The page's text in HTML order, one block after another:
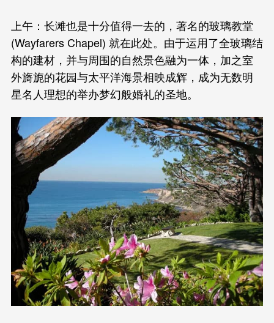
上午：长滩也是十分值得一去的，著名的玻璃教堂
(Wayfarers Chapel) 就在此处。由于运用了全玻璃结
构的建材，并与周围的自然景色融为一体，加之室
外旖旎的花园与太平洋海景相映成辉，成为无数明
星名人理想的举办梦幻般婚礼的圣地。